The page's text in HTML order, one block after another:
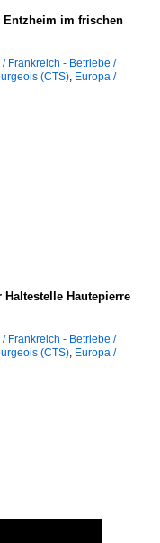
Entzheim im frischen
/ Frankreich - Betriebe /
(CTS), Europa /
Hautepierre
/ Frankreich - Betriebe /
(CTS), Europa /